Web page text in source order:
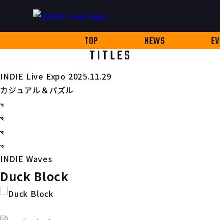
TOP NEWS
TITLES
INDIE Live Expo 2025.11.29
カジュアル＆パズル
INDIE Waves
Duck Block